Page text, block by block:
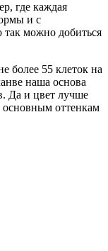
где каждая
и с
так можно добиться
более 55 клеток на
наша основа
Да и цвет лучше
основным оттенкам